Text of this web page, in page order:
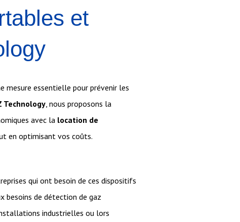
et
mesure essentielle pour prévenir les
Technology, nous proposons la
avec la location de
en optimisant vos coûts.
qui ont besoin de ces dispositifs
besoins de détection de gaz
industrielles ou lors